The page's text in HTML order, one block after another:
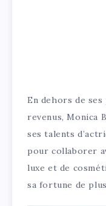
En dehors de
revenus, Monica
ses talents
pour collaborer
luxe et de
sa fortune de